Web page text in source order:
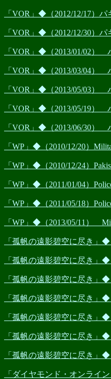
「VOR」◆（2012/12/17）
「VOR」◆（2012/12/30）
「VOR」◆（2013/01/02）
「VOR」◆（2013/03/04）
「VOR」◆（2013/05/03）
「VOR」◆（2013/05/19
「VOR」◆（2013/06/30）
「WP」◆（2010/12/20）
「WP」◆（2010/12/24）
「WP」◆（2011/01/04）
「WP」◆（2011/05/18）
「WP」◆（2013/05/11）
「孤帆の遠影碧空に尽き
「孤帆の遠影碧空に尽き
「孤帆の遠影碧空に尽き
「孤帆の遠影碧空に尽き
「孤帆の遠影碧空に尽き
「孤帆の遠影碧空に尽き
「孤帆の遠影碧空に尽き」
「ダイヤモンド・オンライ